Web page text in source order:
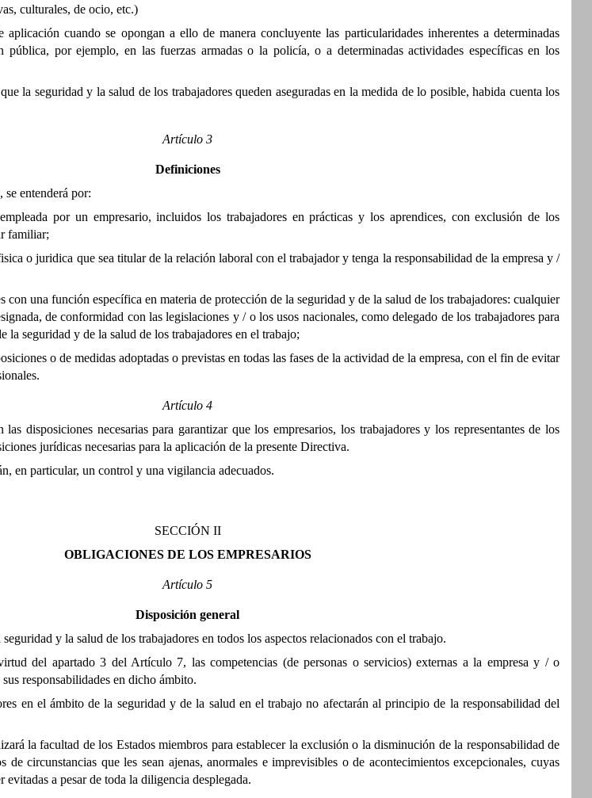
culturales, de ocio, etc.)
cuando se opongan a ello de manera concluyente las particularidades inherentes a determinadas
pública, por ejemplo, en las fuerzas armadas o la policía, o a determinadas actividades específicas en los
la seguridad y la salud de los trabajadores queden aseguradas en la medida de lo posible, habida cuenta los
Artículo 3
Definiciones
entenderá por:
por un empresario, incluidos los trabajadores en prácticas y los aprendices, con exclusión de los
familiar;
o juridica que sea titular de la relación laboral con el trabajador y tenga la responsabilidad de la empresa y /
con una función específica en materia de protección de la seguridad y de la salud de los trabajadores: cualquier
de conformidad con las legislaciones y / o los usos nacionales, como delegado de los trabajadores para
la seguridad y de la salud de los trabajadores en el trabajo;
o de medidas adoptadas o previstas en todas las fases de la actividad de la empresa, con el fin de evitar
Artículo 4
disposiciones necesarias para garantizar que los empresarios, los trabajadores y los representantes de los
jurídicas necesarias para la aplicación de la presente Directiva.
en particular, un control y una vigilancia adecuados.
SECCIÓN II
OBLIGACIONES DE LOS EMPRESARIOS
Artículo 5
Disposición general
y la salud de los trabajadores en todos los aspectos relacionados con el trabajo.
del apartado 3 del Artículo 7, las competencias (de personas o servicios) externas a la empresa y / o
responsabilidades en dicho ámbito.
en el ámbito de la seguridad y de la salud en el trabajo no afectarán al principio de la responsabilidad del
la facultad de los Estados miembros para establecer la exclusión o la disminución de la responsabilidad de
de circunstancias que les sean ajenas, anormales e imprevisibles o de acontecimientos excepcionales, cuyas
a pesar de toda la diligencia desplegada.